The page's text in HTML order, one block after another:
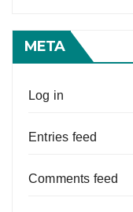
META
Log in
Entries feed
Comments feed